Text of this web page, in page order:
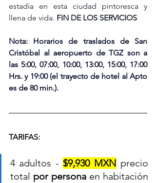
estadía en esta ciudad pintoresca y
llena de vida. FIN DE LOS SERVICIOS
Nota: Horarios de traslados de San
Cristóbal al aeropuerto de TGZ son a
las 5:00, 07:00, 10:00, 13:00, 15:00, 17:00
Hrs. y 19:00 (el trayecto de hotel al Apto
es de 80 min.).
TARIFAS:
4 adultos - $9,930 MXN precio
total por persona en habitación